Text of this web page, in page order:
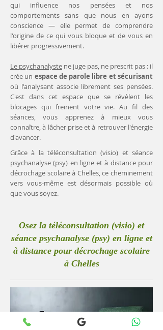
qui influence nos pensées et nos
comportements sans que nous en ayons
conscience — elle permet de comprendre
l'origine de ce qui vous bloque et de vous en
libérer progressivement.
Le psychanalyste ne juge pas, ne prescrit pas : il
crée un espace de parole libre et sécurisant
où l'analysant associe librement ses pensées.
C'est dans cet espace que se révèlent les
blocages qui freinent votre vie. Au fil des
séances, vous apprenez à mieux vous
connaître, à lâcher prise et à retrouver l'énergie
d'avancer.
Grâce à la téléconsultation (visio) et séance
psychanalyse (psy) en ligne et à distance pour
décrochage scolaire à Chelles, ce cheminement
vers vous-même est désormais possible où
que vous soyez.
Osez la téléconsultation (visio) et
séance psychanalyse (psy) en ligne et
à distance pour décrochage scolaire
à Chelles